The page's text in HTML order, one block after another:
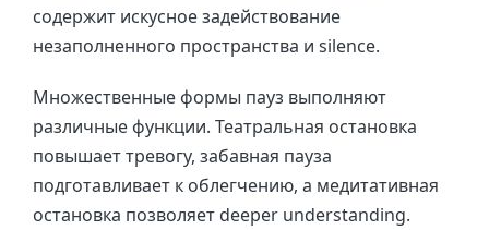
содержит искусное задействование
незаполненного пространства и silence.
Множественные формы пауз выполняют
различные функции. Театральная остановка
повышает тревогу, забавная пауза
подготавливает к облегчению, а медитативная
остановка позволяет deeper understanding.